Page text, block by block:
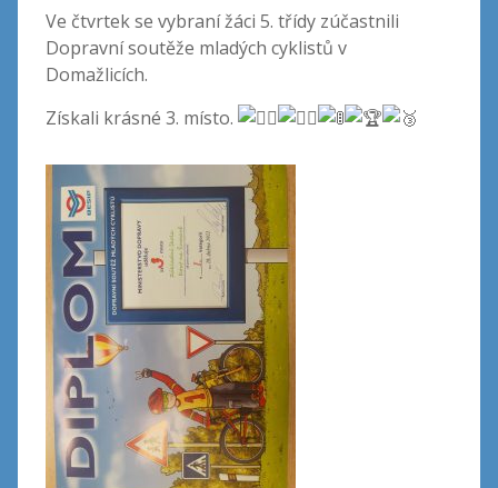
Ve čtvrtek se vybraní žáci 5. třídy zúčastnili
Dopravní soutěže mladých cyklistů v
Domažlicích.
Získali krásné 3. místo.